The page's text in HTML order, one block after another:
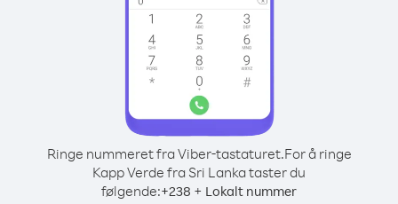
Ringe nummeret fra Viber-tastaturet.For å ringe
Kapp Verde fra Sri Lanka taster du
følgende:+238 + Lokalt nummer